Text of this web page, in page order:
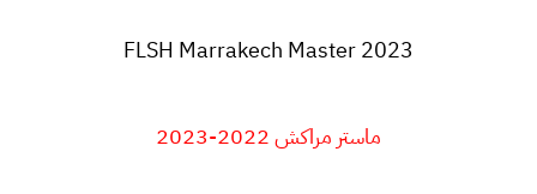
FLSH Marrakech Master 2023
ماستر مراكش 2022-2023